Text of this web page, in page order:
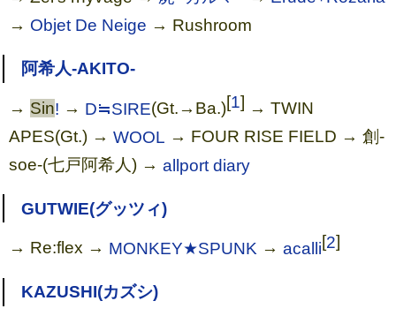
→ Objet De Neige → Rushroom
阿希人-AKITO-
→ Sin! → D≒SIRE(Gt.→Ba.)[1] → TWIN
APES(Gt.) →WOOL → FOUR RISE FIELD → 創-
soe-(七戸阿希人) →allport diary
GUTWIE(グッツィ)
→ Re:flex → MONKEY★SPUNK →acalli[2]
KAZUSHI(カズシ)